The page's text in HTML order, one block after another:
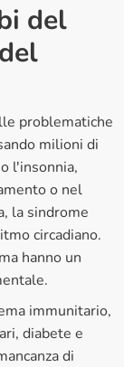
del
problematiche
milioni di
l'insonnia,
o nel
la sindrome
circadiano.
hanno un
immunitario,
diabete e
di